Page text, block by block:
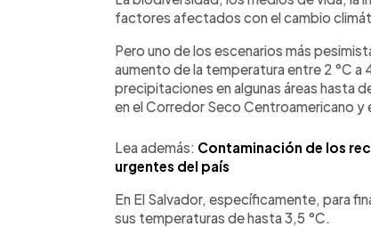
factores afectados con el cambio
Pero uno de los escenarios más
aumento de la temperatura entre 2 °C a
precipitaciones en algunas áreas hasta
en el Corredor Seco Centroamericano y
Lea además: Contaminación de los
urgentes del país
En El Salvador, específicamente, para
sus temperaturas de hasta 3,5 °C.